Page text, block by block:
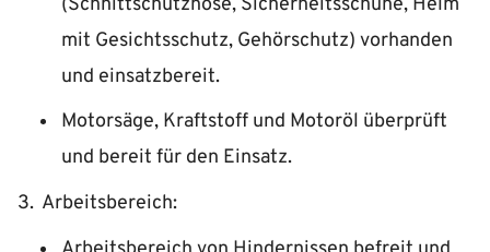
(Schnittschutzhose, Sicherheitsschuhe, Helm
mit Gesichtsschutz, Gehörschutz) vorhanden
und einsatzbereit.
Motorsäge, Kraftstoff und Motoröl überprüft
und bereit für den Einsatz.
Arbeitsbereich: